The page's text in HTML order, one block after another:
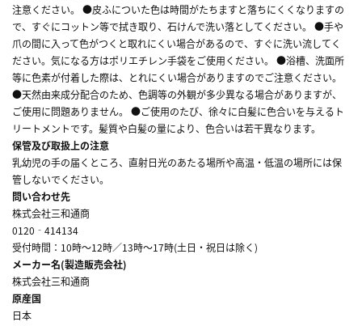
注意ください。 ●皮ふについた色は時間がたちますと落ちにくくなりますの
で、すぐにコットン等で拭き取り、石けんで洗い落としてください。 ●手や
爪の間に入って色がつくと取れにくい場合があるので、すぐに洗い流してく
ださい。気になる方はポリエチレン手袋をご使用ください。 ●浴槽、洗面所
等に色素が付着した際は、とれにくい場合がありますのでご注意ください。
●天然由来成分配合のため、色調等の外観が多少異なる場合がありますが、
ご使用に問題ありません。 ●ご使用のたび、徐々に白髪に色合いを与えるト
リートメントです。髪質や白髪の量により、色合いは若干異なります。
保管及び取扱上の注意
乳幼児の手の届くところ、直射日光のあたる場所や高温・低温の場所には保
管しないでください。
問い合わせ先
株式会社三和通商
0120‐414134
受付時間：10時～12時／13時～17時(土日・祝日は除く)
メーカー名(製造販売会社)
株式会社三和通商
原産国
日本